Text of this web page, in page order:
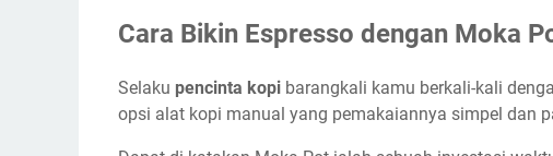
Cara Bikin Espresso dengan Moka
Selaku pencinta kopi barangkali kamu berkali-kali
opsi alat kopi manual yang pemakaiannya simpel dan